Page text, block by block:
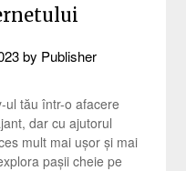
by Publisher
ul tău într-o afacere
dar cu ajutorul
mult mai ușor și mai
pașii cheie pe